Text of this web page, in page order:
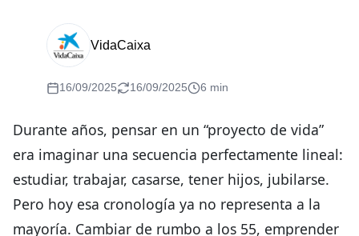
VidaCaixa
16/09/2025 16/09/2025 6 min
Durante años, pensar en un “proyecto de vida”
era imaginar una secuencia perfectamente lineal:
estudiar, trabajar, casarse, tener hijos, jubilarse.
Pero hoy esa cronología ya no representa a la
mayoría. Cambiar de rumbo a los 55, emprender